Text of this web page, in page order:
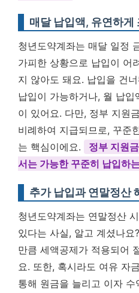
매달 납입액, 유연하게
청년도약계좌는 매달 일정
가피한 상황으로 납입이 어
지 않아도 돼요. 납입을 건
납입이 가능하거나, 월 납
이 있어요. 다만, 정부 지원
비례하여 지급되므로, 꾸준
는 핵심이에요.
정부 지원
서는 가능한 꾸준히 납입하
추가 납입과 연말정산
청년도약계좌는 연말정산
있다는 사실, 알고 계셨나
만큼 세액공제가 적용되어
요. 또한, 혹시라도 여유 자
통해 원금을 늘리고 이자